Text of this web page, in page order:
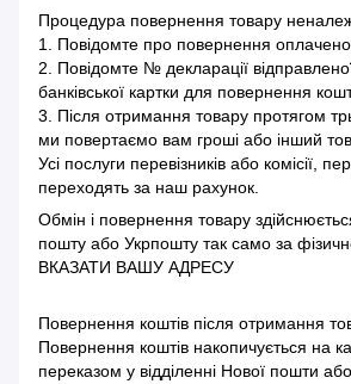
Процедура повернення товару
1. Повідомте про повернення
2. Повідомте № декларації
банківської картки для повернення
3. Після отримання товару протягом
ми повертаємо вам гроші або інший
Усі послуги перевізників або комісії,
переходять за наш рахунок.
Обмін і повернення товару
пошту або Укрпошту так само за
ВКАЗАТИ ВАШУ АДРЕСУ
Повернення коштів після отримання
Повернення коштів накопичується на
переказом у відділенні Нової пошти